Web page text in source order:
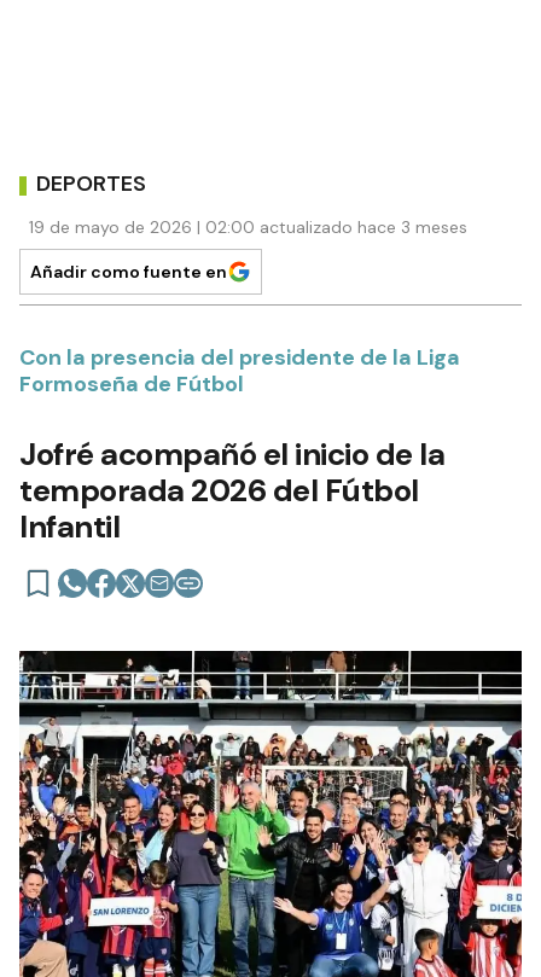
DEPORTES
19 de mayo de 2026 | 02:00 actualizado hace 3 meses
Añadir como fuente en
Con la presencia del presidente de la Liga
Formoseña de Fútbol
Jofré acompañó el inicio de la
temporada 2026 del Fútbol
Infantil